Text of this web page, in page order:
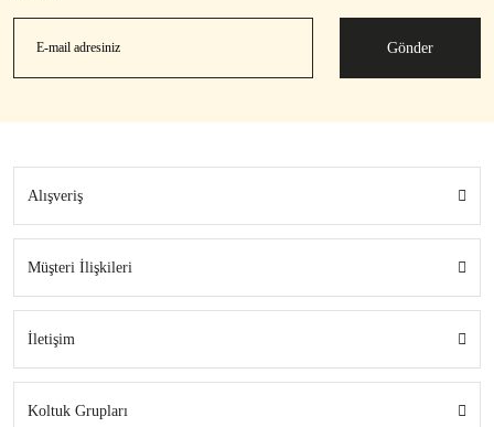
Gönder
Alışveriş
Müşteri İlişkileri
İletişim
Koltuk Grupları